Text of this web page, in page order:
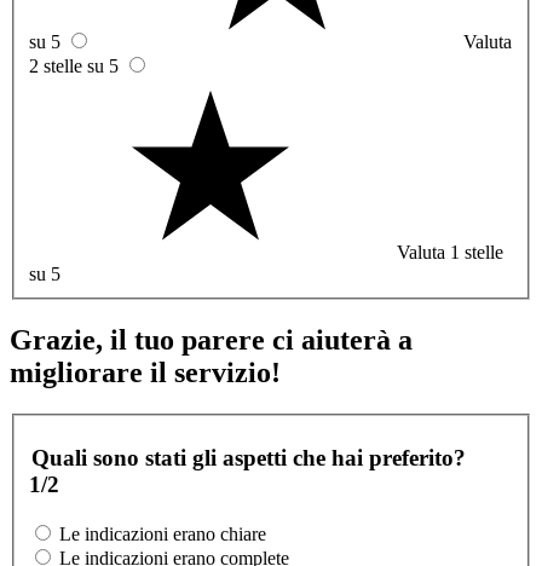
su 5
Valuta
2 stelle su 5
Valuta 1 stelle
su 5
Grazie, il tuo parere ci aiuterà a
migliorare il servizio!
Quali sono stati gli aspetti che hai preferito?
1/2
Le indicazioni erano chiare
Le indicazioni erano complete